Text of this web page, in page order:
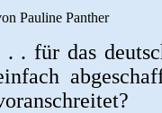
Pauline Panther
. . für das